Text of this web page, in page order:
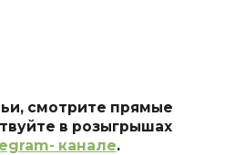
смотрите прямые
в розыгрышах
канале.